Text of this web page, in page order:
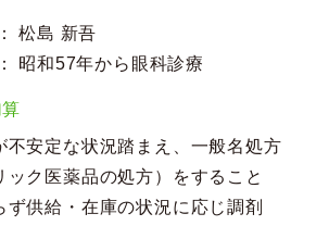
松島 新吾
昭和57年から眼科診療
不安定な状況踏まえ、一般名処方
ック医薬品の処方）をすること
ず供給・在庫の状況に応じ調剤